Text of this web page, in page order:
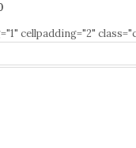
cellpadding="2"